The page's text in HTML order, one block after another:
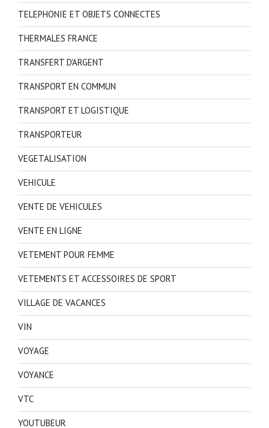
TELEPHONIE ET OBJETS CONNECTES
THERMALES FRANCE
TRANSFERT D'ARGENT
TRANSPORT EN COMMUN
TRANSPORT ET LOGISTIQUE
TRANSPORTEUR
VEGETALISATION
VEHICULE
VENTE DE VEHICULES
VENTE EN LIGNE
VETEMENT POUR FEMME
VETEMENTS ET ACCESSOIRES DE SPORT
VILLAGE DE VACANCES
VIN
VOYAGE
VOYANCE
VTC
YOUTUBEUR